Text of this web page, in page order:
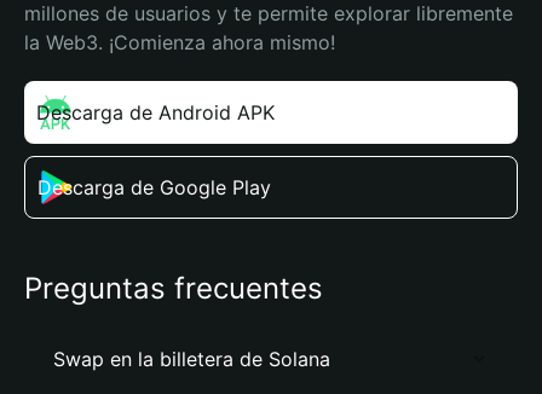
millones de usuarios y te permite explorar libremente
la Web3. ¡Comienza ahora mismo!
Descarga de Android APK
Descarga de Google Play
Preguntas frecuentes
Swap en la billetera de Solana